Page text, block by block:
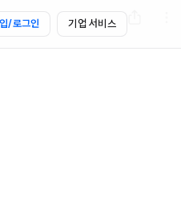
/로그인 기업 서비스